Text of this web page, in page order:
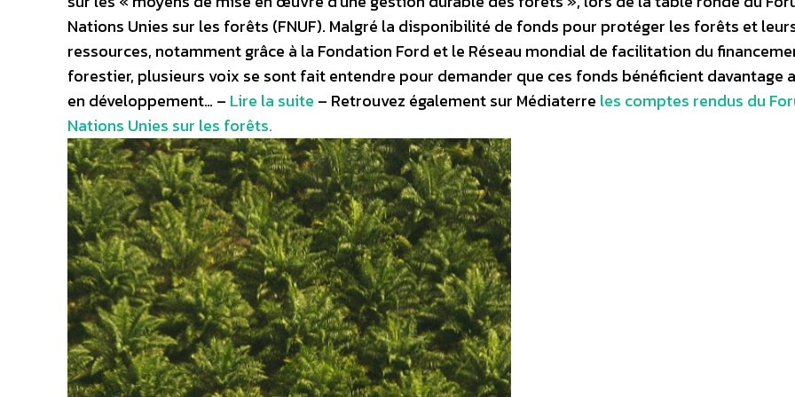
Nations Unies sur les forêts (FNUF). Malgré la disponibilité de fonds pour protéger les forêts et
ressources, notamment grâce à la Fondation Ford et le Réseau mondial de facilitation du
forestier, plusieurs voix se sont fait entendre pour demander que ces fonds bénéficient davantage
en développement… – Lire la suite – Retrouvez également sur Médiaterre les comptes rendus du
Nations Unies sur les forêts.